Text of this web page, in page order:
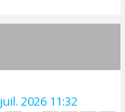
2026 11:32